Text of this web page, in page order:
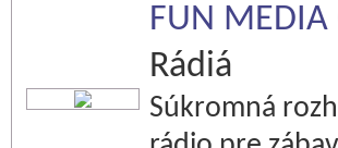
FUN
Rádiá
Súkromná